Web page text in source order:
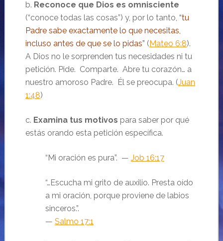
b. Reconoce que Dios es omnisciente
(“conoce todas las cosas”) y, por lo tanto, “tu
Padre sabe exactamente lo que necesitas,
incluso antes de que se lo pidas” (Mateo 6:8).
A Dios no le sorprenden tus necesidades ni tu
petición. Pide. Comparte. Abre tu corazón… a
nuestro amoroso Padre. Él se preocupa. (Juan
1:48)
c. Examina tus motivos para saber por qué
estás orando esta petición específica.
“Mi oración es pura”. — Job 16:17
“…Escucha mi grito de auxilio. Presta oído
a mi oración, porque proviene de labios
sinceros.”.
— Salmo 17:1